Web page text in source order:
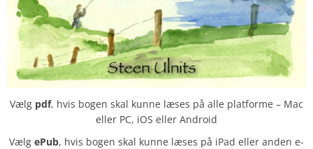
Vælg pdf, hvis bogen skal kunne læses på alle platforme – Mac
eller PC, iOS eller Android
Vælg ePub, hvis bogen skal kunne læses på iPad eller anden e-